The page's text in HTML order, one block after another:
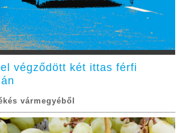
végződött két ittas férfi
vármegyéből